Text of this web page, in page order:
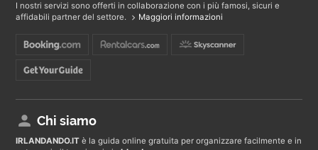
I nostri servizi sono offerti in collaborazione con i più famosi, sicuri e
affidabili partner del settore.
Maggiori informazioni
Chi siamo
IRLANDANDO.IT è la guida online gratuita per organizzare facilmente e in